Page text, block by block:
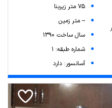
75 متر زیربنا
-- متر زمین
سال ساخت 1390
شماره طبقه: 1
آسانسور: دارد